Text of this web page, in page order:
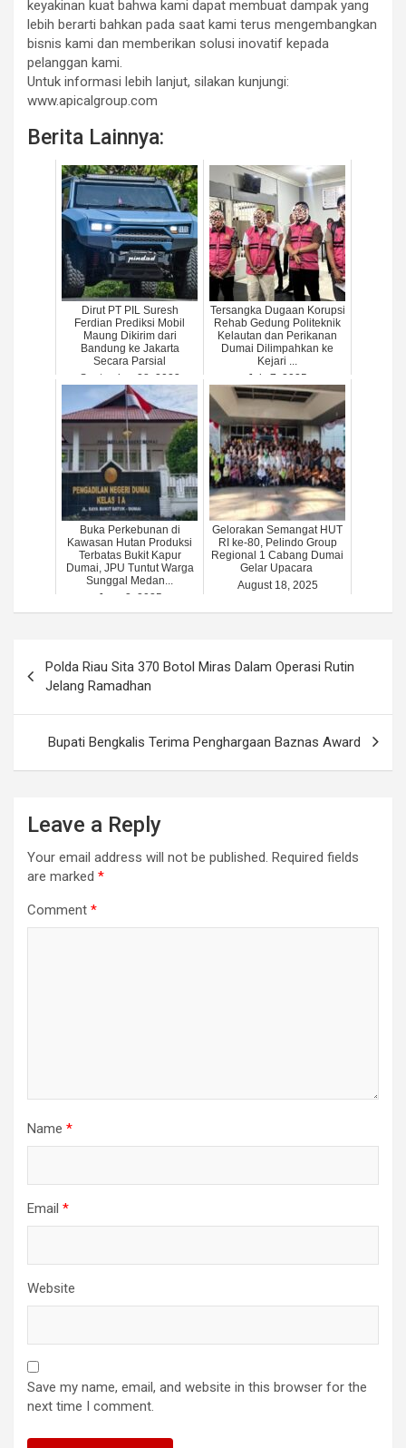
keyakinan kuat bahwa kami dapat membuat dampak yang
lebih berarti bahkan pada saat kami terus mengembangkan
bisnis kami dan memberikan solusi inovatif kepada
pelanggan kami.
Untuk informasi lebih lanjut, silakan kunjungi:
www.apicalgroup.com
Berita Lainnya:
Dirut PT PIL Suresh
Ferdian Prediksi Mobil
Maung Dikirim dari
Bandung ke Jakarta
Secara Parsial
September 28, 2023
Tersangka Dugaan Korupsi
Rehab Gedung Politeknik
Kelautan dan Perikanan
Dumai Dilimpahkan ke
Kejari ...
July 7, 2025
Buka Perkebunan di
Kawasan Hutan Produksi
Terbatas Bukit Kapur
Dumai, JPU Tuntut Warga
Sunggal Medan...
June 2, 2025
Gelorakan Semangat HUT
RI ke-80, Pelindo Group
Regional 1 Cabang Dumai
Gelar Upacara
August 18, 2025
navigation
Polda Riau Sita 370 Botol Miras Dalam Operasi Rutin
Jelang Ramadhan
Bupati Bengkalis Terima Penghargaan Baznas Award
Leave a Reply
Your email address will not be published. Required fields
are marked *
Comment *
Name *
Email *
Website
Save my name, email, and website in this browser for the
next time I comment.